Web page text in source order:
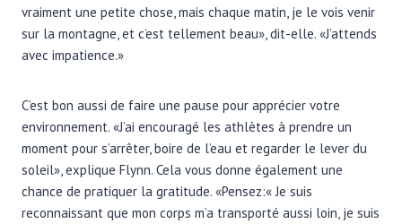
vraiment une petite chose, mais chaque matin, je le vois venir
sur la montagne, et c’est tellement beau», dit-elle. «J’attends
avec impatience.»
C’est bon aussi de faire une pause pour apprécier votre
environnement. «J’ai encouragé les athlètes à prendre un
moment pour s’arrêter, boire de l’eau et regarder le lever du
soleil», explique Flynn. Cela vous donne également une
chance de pratiquer la gratitude. «Pensez:« Je suis
reconnaissant que mon corps m’a transporté aussi loin, je suis